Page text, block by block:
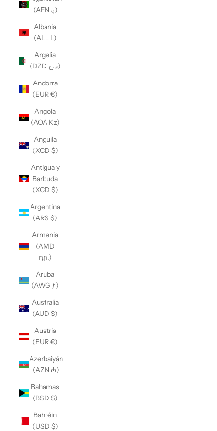
(AFN ؋)
Albania
(ALL L)
Argelia
(DZD د.ج)
Andorra
(EUR €)
Angola
(AOA Kz)
Anguila
(XCD $)
Antigua y
Barbuda
(XCD $)
Argentina
(ARS $)
Armenia
(AMD
դր.)
Aruba
(AWG ƒ)
Australia
(AUD $)
Austria
(EUR €)
Azerbaiyán
(AZN ₼)
Bahamas
(BSD $)
Bahréin
(USD $)